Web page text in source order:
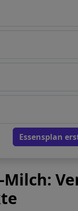
Essensplan